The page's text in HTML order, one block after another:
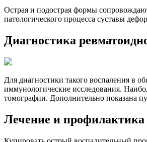
Острая и подострая формы
патологического процесса суставы
Диагностика
Для диагностики такого воспаления в
иммунологические исследования.
томографии. Дополнительно показана
Лечение и профилактика